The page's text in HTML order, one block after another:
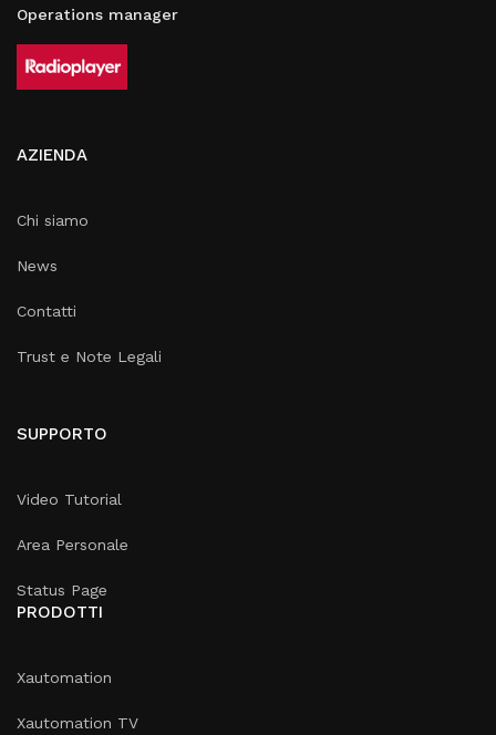
Operations manager
AZIENDA
Chi siamo
News
Contatti
Trust e Note Legali
SUPPORTO
Video Tutorial
Area Personale
Status Page
PRODOTTI
Xautomation
Xautomation TV